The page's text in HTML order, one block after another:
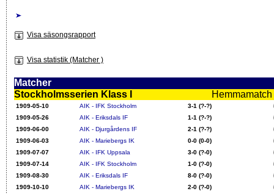
Visa säsongsrapport
Visa statistik (Matcher )
Matcher
Stockholmsserien Klass I
1909-05-10 AIK - IFK Stockholm
3-1 (?-?)
1909-05-26
AIK - Eriksdals IF
1-1 (?-?)
1909-06-00
AIK - Djurgårdens IF
2-1 (?-?)
1909-06-03
AIK - Mariebergs IK
0-0 (0-0)
1909-07-07
AIK - IFK Uppsala
3-0 (?-0)
1909-07-14
AIK - IFK Stockholm
1-0 (?-0)
1909-08-30
AIK - Eriksdals IF
8-0 (?-0)
1909-10-10
AIK - Mariebergs IK
2-0 (?-0)